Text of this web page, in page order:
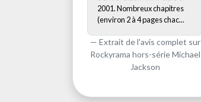
2001. Nombreux chapitres
(environ 2 à 4 pages chac...
Extrait de l'avis complet sur
Rockyrama hors-série Michael
Jackson